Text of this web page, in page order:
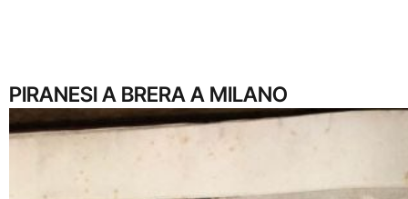
PIRANESI A BRERA A MILANO